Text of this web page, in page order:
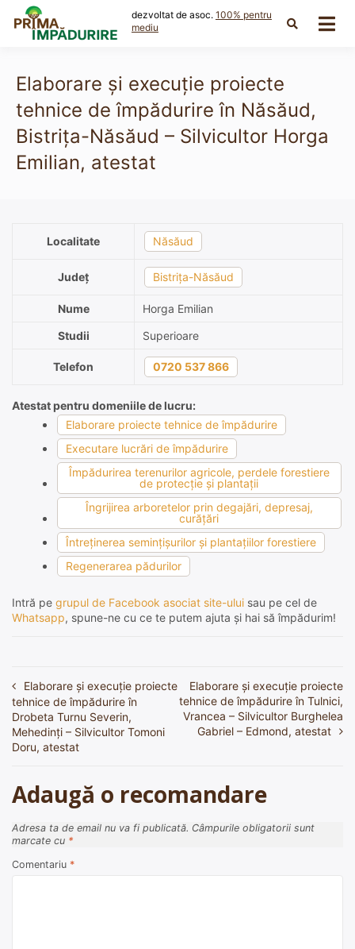
content
dezvoltat de asoc. 100% pentru
mediu
Elaborare și execuție proiecte
tehnice de împădurire în Năsăud,
Bistrița-Năsăud – Silvicultor Horga
Emilian, atestat
Localitate Năsăud
Județ Bistrița-Năsăud
Nume
Horga Emilian
Studii
Superioare
Telefon 0720 537 866
Atestat pentru domeniile de lucru:
Elaborare proiecte tehnice de împădurire
Executare lucrări de împădurire
Împădurirea terenurilor agricole, perdele forestiere
de protecţie şi plantaţii
Îngrijirea arboretelor prin degajări, depresaj,
curăţări
Întreţinerea seminţişurilor şi plantaţiilor forestiere
Regenerarea pădurilor
Intră pe grupul de Facebook asociat site-ului sau pe cel de
Whatsapp, spune-ne cu ce te putem ajuta și hai să împădurim!
Navigare
în
articole
Elaborare și execuție proiecte
tehnice de împădurire în
Drobeta Turnu Severin,
Mehedinți – Silvicultor Tomoni
Doru, atestat
Elaborare și execuție proiecte
tehnice de împădurire în Tulnici,
Vrancea – Silvicultor Burghelea
Gabriel – Edmond, atestat
Adaugă o recomandare
Adresa ta de email nu va fi publicată. Câmpurile obligatorii sunt
marcate cu *
Comentariu *